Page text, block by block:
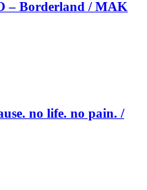
– Borderland / MAK
no life. no pain. /